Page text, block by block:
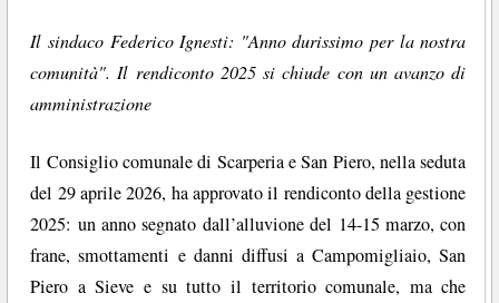
Il sindaco Federico Ignesti: "Anno durissimo per la nostra
comunità". Il rendiconto 2025 si chiude con un avanzo di
amministrazione
Il Consiglio comunale di Scarperia e San Piero, nella seduta
del 29 aprile 2026, ha approvato il rendiconto della gestione
2025: un anno segnato dall’alluvione del 14-15 marzo, con
frane, smottamenti e danni diffusi a Campomigliaio, San
Piero a Sieve e su tutto il territorio comunale, ma che